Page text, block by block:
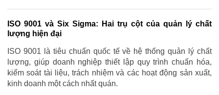
ISO 9001 và Six Sigma: Hai trụ cột của quản lý chất
lượng hiện đại
ISO 9001 là tiêu chuẩn quốc tế về hệ thống quản lý chất
lượng, giúp doanh nghiệp thiết lập quy trình chuẩn hóa,
kiểm soát tài liệu, trách nhiệm và các hoạt động sản xuất,
kinh doanh một cách nhất quán.